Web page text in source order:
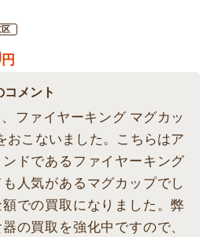
円
コメント
ファイヤーキング マグカッ
おこないました。こちらはア
ンドであるファイヤーキング
人気があるマグカップでし
での買取になりました。弊
の買取を強化中ですので、